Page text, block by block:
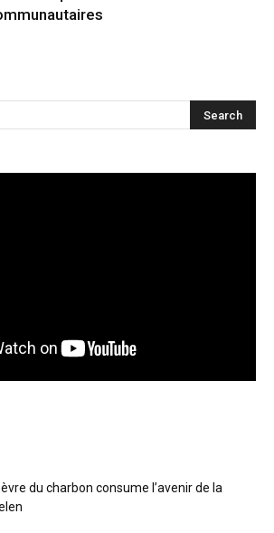
du charbon consume l’avenir de la